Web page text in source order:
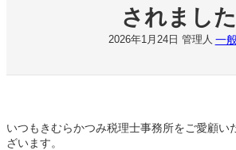
されました
2026年1月24日 管理人 一
いつもきむらかつみ税理士事務所をご愛顧い
ざいます。